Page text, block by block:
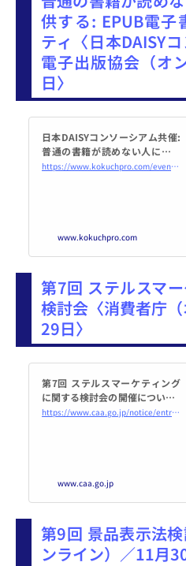
供する: EPUB電子
ティ〈日本DAISY
電子出版協会（オ
日〉
日本DAISYコンソーシアム共催:
普通の書籍が読めない人に読書
機会を提供する: EPUB電子書籍
https://www.kokuchpro.com/event/221126/
www.kokuchpro.com
第7回 ステルスマ
検討会〈消費者庁
29日〉
第7回 ステルスマーケティング
に関する検討会の開催について |
消費者庁
https://www.caa.go.jp/notice/entry/030999/
www.caa.go.jp
第9回 景品表示法
ンライン）／11月